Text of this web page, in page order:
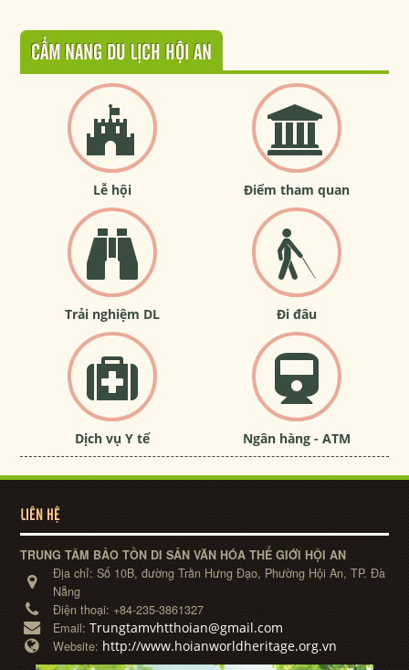
CẨM NANG DU LỊCH HỘI AN
Lễ hội Điểm tham quan
Trải nghiệm DL Đi đâu
Dịch vụ Y tế Ngân hàng - ATM
LIÊN HỆ
TRUNG TÂM BẢO TỒN DI SẢN VĂN HÓA THẾ GIỚI HỘI AN
Địa chỉ:Số 10B, đường Trần Hưng Đạo, Phường Hội An, TP. Đà
Nẵng
Điện thoại: +84-235-3861327
Email:Trungtamvhtthoian@gmail.com
Website: http://www.hoianworldheritage.org.vn